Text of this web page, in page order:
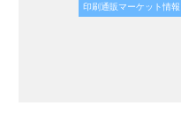
印刷通販マーケット情報